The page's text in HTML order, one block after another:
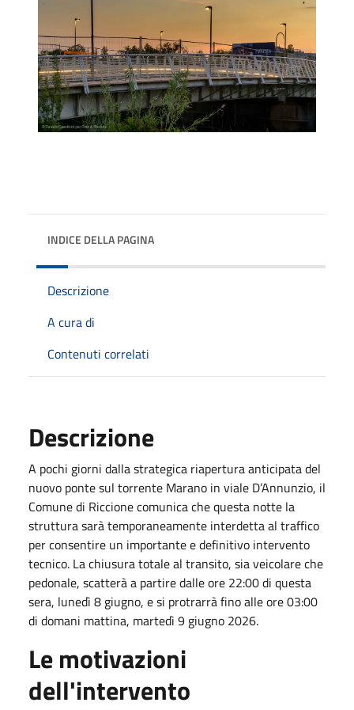
INDICE DELLA PAGINA
Descrizione
A cura di
Contenuti correlati
Descrizione
A pochi giorni dalla strategica riapertura anticipata del
nuovo ponte sul torrente Marano in viale D’Annunzio, il
Comune di Riccione comunica che questa notte la
struttura sarà temporaneamente interdetta al traffico
per consentire un importante e definitivo intervento
tecnico. La chiusura totale al transito, sia veicolare che
pedonale, scatterà a partire dalle ore 22:00di questa
sera, lunedì 8 giugno, e si protrarrà fino alle ore03:00
di domani mattina, martedì 9 giugno 2026.
Le motivazioni
dell'intervento